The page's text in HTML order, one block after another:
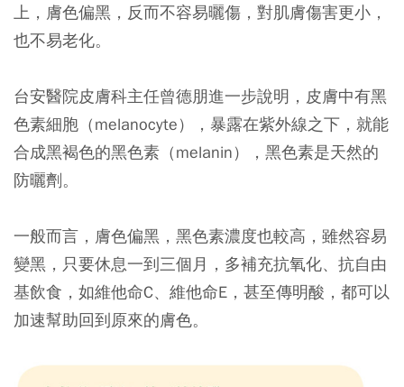
上，膚色偏黑，反而不容易曬傷，對肌膚傷害更小，
也不易老化。
台安醫院皮膚科主任曾德朋進一步說明，皮膚中有黑
色素細胞（melanocyte），暴露在紫外線之下，就能
合成黑褐色的黑色素（melanin），黑色素是天然的
防曬劑。
一般而言，膚色偏黑，黑色素濃度也較高，雖然容易
變黑，只要休息一到三個月，多補充抗氧化、抗自由
基飲食，如維他命C、維他命E，甚至傳明酸，都可以
加速幫助回到原來的膚色。